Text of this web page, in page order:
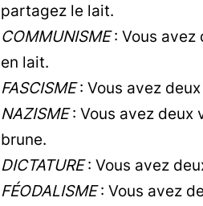
partagez le lait.
COMMUNISME: Vous avez
en lait.
FASCISME: Vous avez
NAZISME: Vous avez deux
brune.
DICTATURE: Vous avez
FÉODALISME: Vous avez